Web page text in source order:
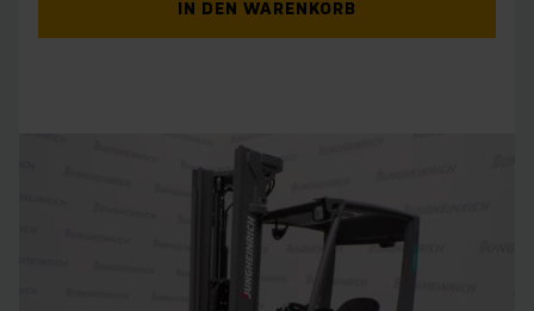
IN DEN WARENKORB